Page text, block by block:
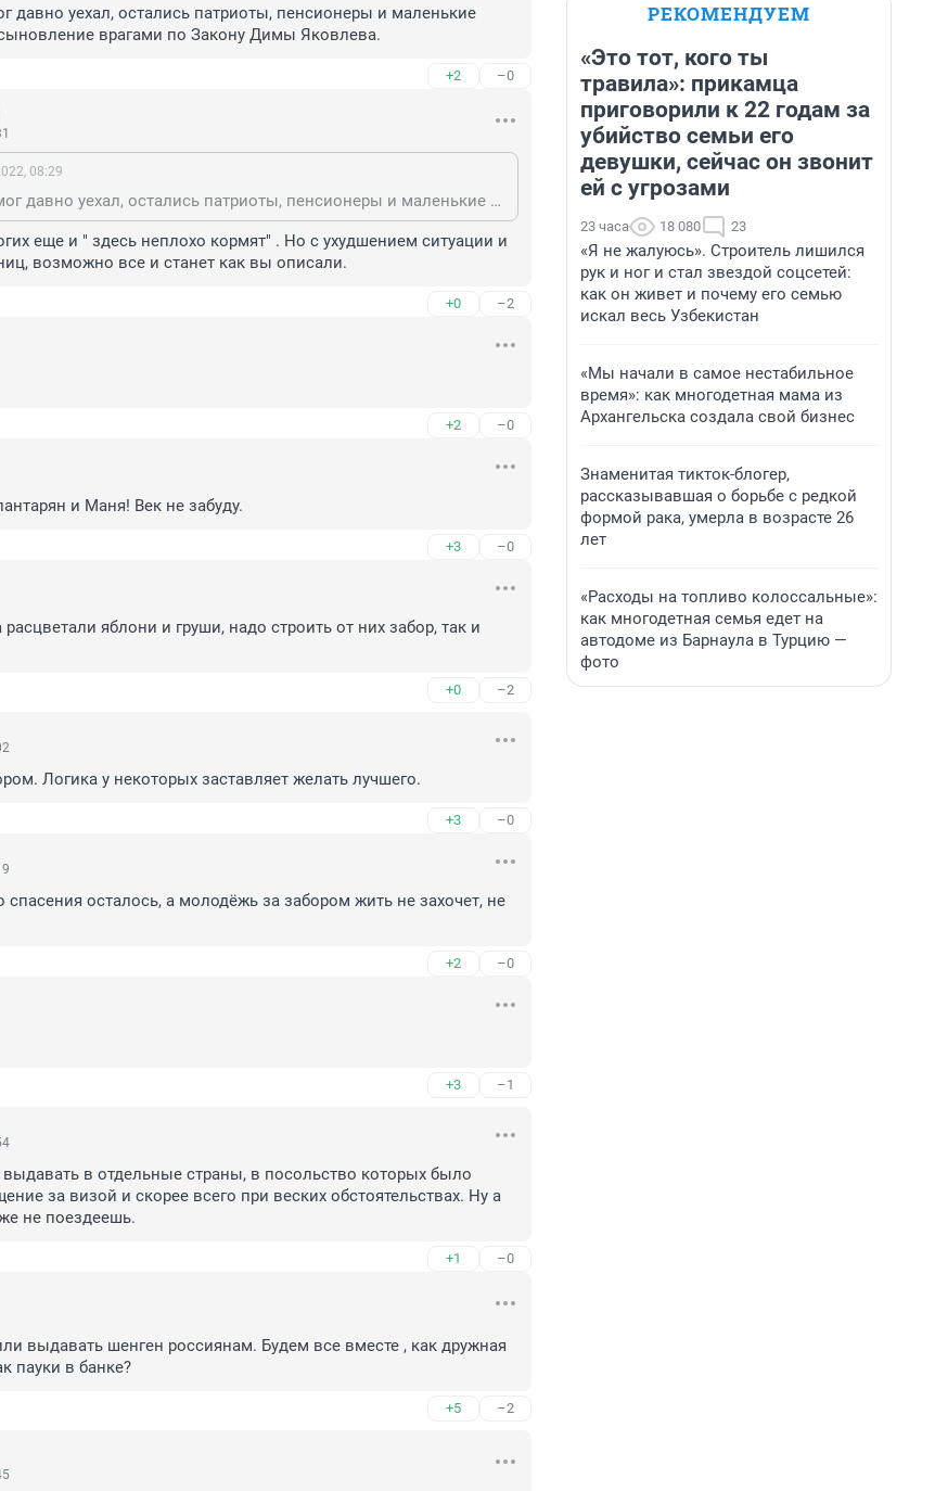
давно уехал, остались патриоты, пенсионеры и маленькие
врагами по Закону Димы Яковлева.
+2 –0
08:29
maxx34rus97, кто мог давно уехал, остались патриоты, пенсионеры и маленькие больные дети, не усыновление врагами по Закону Димы Яковлева.
еще и " здесь неплохо кормят" . Но с ухудшением ситуации и
возможно все и станет как вы описали.
+0 –2
+2 –0
и Маня! Век не забуду.
+3 –0
яблони и груши, надо строить от них забор, так и
+0 –2
Логика у некоторых заставляет желать лучшего.
+3 –0
спасения осталось, а молодёжь за забором жить не захочет, не
+2 –0
+3 –1
выдавать в отдельные страны, в посольство которых было
за визой и скорее всего при веских обстоятельствах. Ну а
не поездеешь.
+1 –0
выдавать шенген россиянам. Будем все вместе , как дружная
пауки в банке?
+5 –2
РЕКОМЕНДУЕМ
«Это тот, кого ты
травила»: прикамца
приговорили к 22 годам за
убийство семьи его
девушки, сейчас он звонит
ей с угрозами
23 часа 18 080 23
«Я не жалуюсь». Строитель лишился
рук и ног и стал звездой соцсетей:
как он живет и почему его семью
искал весь Узбекистан
«Мы начали в самое нестабильное
время»: как многодетная мама из
Архангельска создала свой бизнес
Знаменитая тикток-блогер,
рассказывавшая о борьбе с редкой
формой рака, умерла в возрасте 26
лет
«Расходы на топливо колоссальные»:
как многодетная семья едет на
автодоме из Барнаула в Турцию —
фото